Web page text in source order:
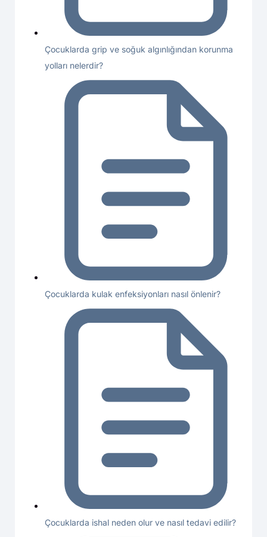
Çocuklarda grip ve soğuk algınlığından korunma
yolları nelerdir?
Çocuklarda kulak enfeksiyonları nasıl önlenir?
Çocuklarda ishal neden olur ve nasıl tedavi edilir?